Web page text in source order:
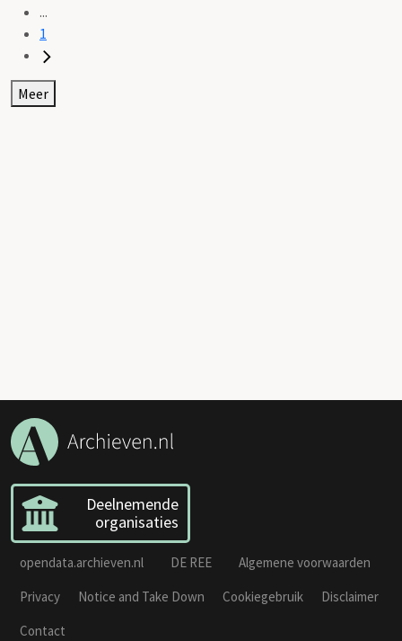
...
1
Meer
Deelnemende
organisaties
opendata.archieven.nl DE REE
Algemene voorwaarden
Privacy
Notice and Take Down Cookiegebruik
Disclaimer
Contact